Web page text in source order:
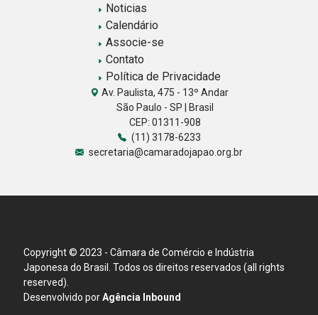
Noticias
Calendário
Associe-se
Contato
Política de Privacidade
Av. Paulista, 475 - 13º Andar
São Paulo - SP | Brasil
CEP: 01311-908
(11) 3178-6233
secretaria@camaradojapao.org.br
Copyright © 2023 - Câmara de Comércio e Indústria
Japonesa do Brasil. Todos os direitos reservados (all rights
reserved).
Desenvolvido porAgência Inbound